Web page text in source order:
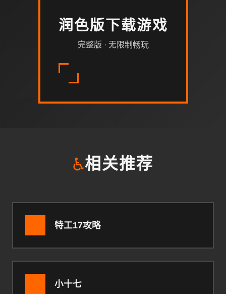
润色版下载游戏
完整版 · 无限制畅玩
♿相关推荐
特工17攻略
小十七